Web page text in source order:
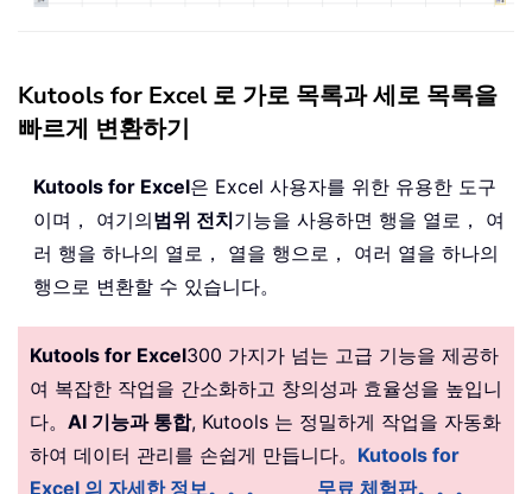
Kutools for Excel 로 가로 목록과 세로 목록을
빠르게 변환하기
Kutools for Excel은 Excel 사용자를 위한 유용한 도구
이며， 여기의범위 전치기능을 사용하면 행을 열로， 여
러 행을 하나의 열로， 열을 행으로， 여러 열을 하나의
행으로 변환할 수 있습니다。
Kutools for Excel300 가지가 넘는 고급 기능을 제공하
여 복잡한 작업을 간소화하고 창의성과 효율성을 높입니
다。 AI 기능과 통합, Kutools 는 정밀하게 작업을 자동화
하여 데이터 관리를 손쉽게 만듭니다。 Kutools for
Excel 의 자세한 정보。。。
무료 체험판。。。